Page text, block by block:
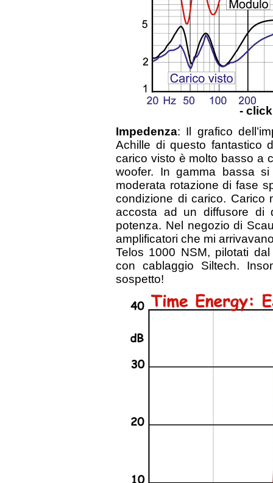
-
Impedenza: Il grafico
Achille di questo fantastico
carico visto è molto basso a
woofer. In gamma bassa
moderata rotazione di fase
condizione di carico. Carico
accosta ad un diffusore di
potenza. Nel negozio di
amplificatori che mi
Telos 1000 NSM, pilotati
con cablaggio Siltech.
sospetto!